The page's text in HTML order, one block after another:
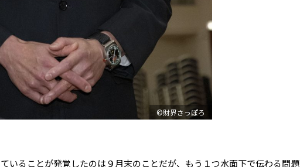
©財界さっぽろ
ることが発覚したのは９月末のことだが、もう１つ水面下で伝わる問題